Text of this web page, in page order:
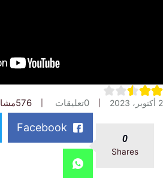
تعليقات 576مشاهدة
Shares
Facebook